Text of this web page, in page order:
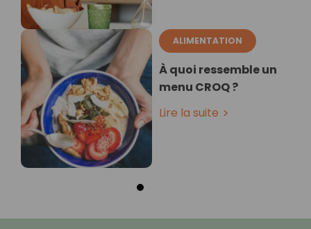
ALIMENTATION
À quoi ressemble un
menu CROQ ?
Lire la suite